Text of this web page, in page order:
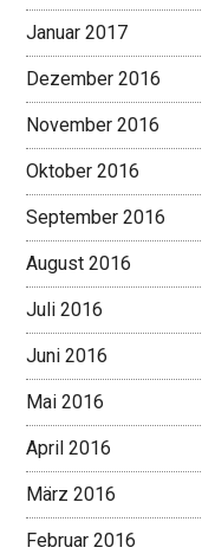
Januar 2017
Dezember 2016
November 2016
Oktober 2016
September 2016
August 2016
Juli 2016
Juni 2016
Mai 2016
April 2016
März 2016
Februar 2016